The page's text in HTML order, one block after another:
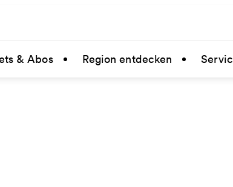
& Abos Region entdecken